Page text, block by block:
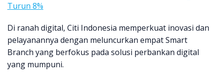
Turun 8%
Di ranah digital, Citi Indonesia memperkuat inovasi dan
pelayanannya dengan meluncurkan empat Smart
Branch yang berfokus pada solusi perbankan digital
yang mumpuni.